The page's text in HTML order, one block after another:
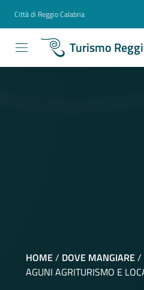
Città di Reggio Calabria
Turismo
HOME/ DOVE MANGIARE/
AGUNI AGRITURISMO E